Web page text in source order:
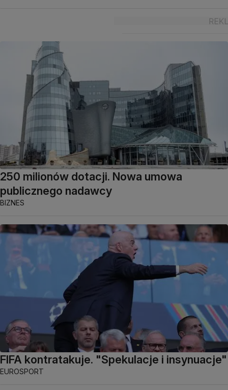
250 milionów dotacji. Nowa umowa
publicznego nadawcy
BIZNES
FIFA kontratakuje. "Spekulacje i insynuacje"
EUROSPORT